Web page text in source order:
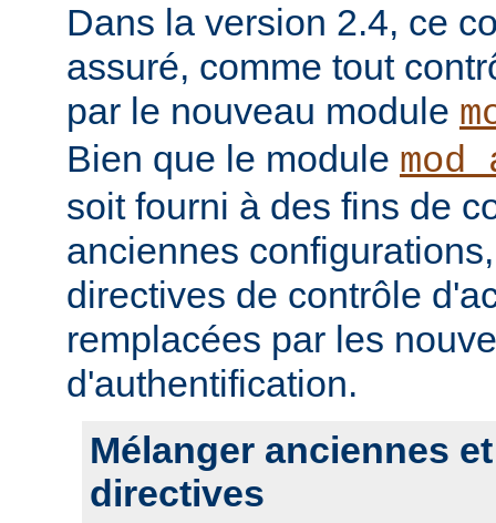
Dans la version 2.4, ce
assuré, comme tout
par le nouveau module
Bien que le module
soit fourni à des fins de
anciennes
directives de contrôle
remplacées par les
d'authentification.
Mélanger anciennes
directives